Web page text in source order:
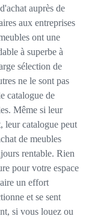
auprès de
aux entreprises
ont une
à superbe à
sélection de
ne le sont pas
catalogue de
Même si leur
leur catalogue peut
de meubles
rentable. Rien
pour votre espace
un effort
et se sent
si vous louez ou